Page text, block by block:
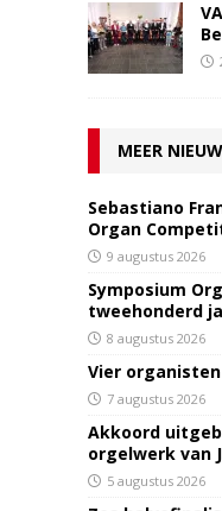
MEER
Sebastiano
Organ
9 augustus 2026
Symposium
tweehonderd
8 augustus 2026
Vier organisten
7 augustus 2026
Akkoord
orgelwerk van
5 augustus 2026